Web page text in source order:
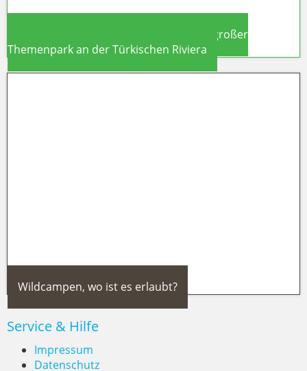
The Land of Legends in Belek: Türkeis großer
Themenpark an der Türkischen Riviera
Wildcampen, wo ist es erlaubt?
Service & Hilfe
Impressum
Datenschutz